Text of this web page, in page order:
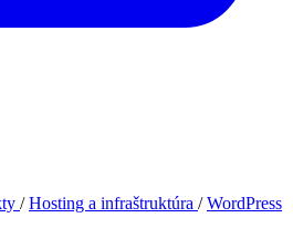
/ Hosting a infraštruktúra / WordPress